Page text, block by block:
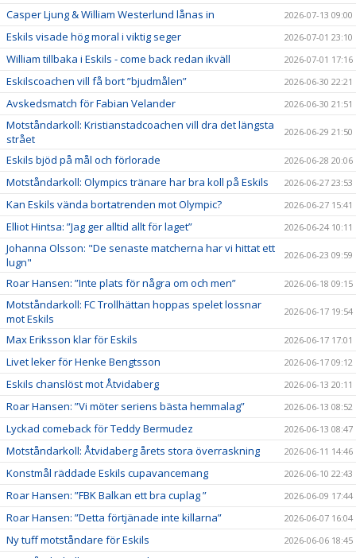
Casper Ljung & William Westerlund lånas in 2026-07-13 09:00
Eskils visade hög moral i viktig seger 2026-07-01 23:10
William tillbaka i Eskils - come back redan ikväll 2026-07-01 17:16
Eskilscoachen vill få bort ”bjudmålen” 2026-06-30 22:21
Avskedsmatch för Fabian Velander 2026-06-30 21:51
Motståndarkoll: Kristianstadcoachen vill dra det längsta
strået
2026-06-29 21:50
Eskils bjöd på mål och förlorade 2026-06-28 20:06
Motståndarkoll: Olympics tränare har bra koll på Eskils 2026-06-27 23:53
Kan Eskils vända bortatrenden mot Olympic? 2026-06-27 15:41
Elliot Hintsa: ”Jag ger alltid allt för laget” 2026-06-24 10:11
Johanna Olsson: "De senaste matcherna har vi hittat ett
lugn"
2026-06-23 09:59
Roar Hansen: ”Inte plats för några om och men” 2026-06-18 09:15
Motståndarkoll: FC Trollhättan hoppas spelet lossnar
mot Eskils
2026-06-17 19:54
Max Eriksson klar för Eskils 2026-06-17 17:01
Livet leker för Henke Bengtsson 2026-06-17 09:12
Eskils chanslöst mot Åtvidaberg 2026-06-13 20:11
Roar Hansen: ”Vi möter seriens bästa hemmalag” 2026-06-13 08:52
Lyckad comeback för Teddy Bermudez 2026-06-13 08:47
Motståndarkoll: Åtvidaberg årets stora överraskning 2026-06-11 14:46
Konstmål räddade Eskils cupavancemang 2026-06-10 22:43
Roar Hansen: ”FBK Balkan ett bra cuplag ” 2026-06-09 17:44
Roar Hansen: ”Detta förtjänade inte killarna” 2026-06-07 16:04
Ny tuff motståndare för Eskils 2026-06-06 18:45